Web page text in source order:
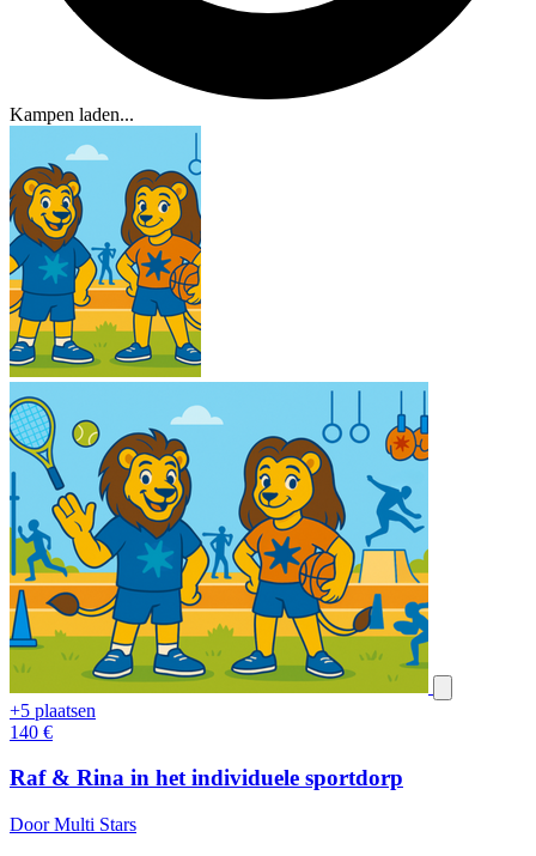
Kampen laden...
+5 plaatsen
140 €
Raf & Rina in het individuele sportdorp
Door Multi Stars